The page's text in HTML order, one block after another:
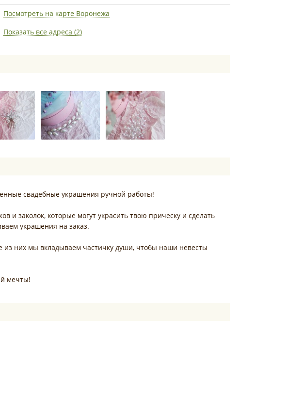
Посмотреть на карте Воронежа
Показать все адреса (2)
свадебные украшения ручной работы!
и заколок, которые могут украсить твою прическу и сделать
украшения на заказ.
из них мы вкладываем частичку души, чтобы наши невесты
мечты!
– украшения для невесты